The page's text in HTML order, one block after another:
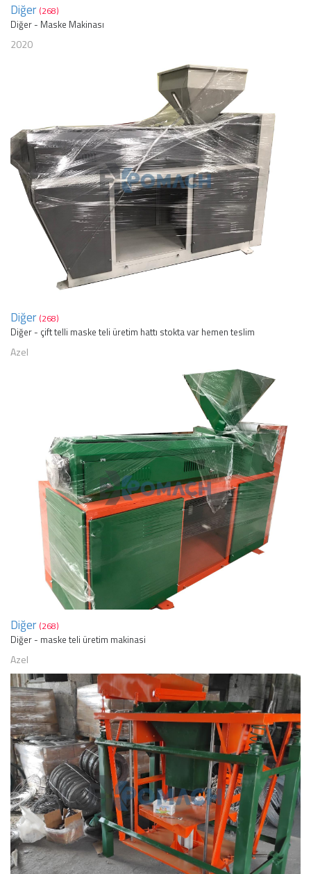
Diğer (268)
Diğer - Maske Makinası
2020
Diğer (268)
Diğer - çift telli maske teli üretim hattı stokta var hemen teslim
Azel
Diğer (268)
Diğer - maske teli üretim makinasi
Azel